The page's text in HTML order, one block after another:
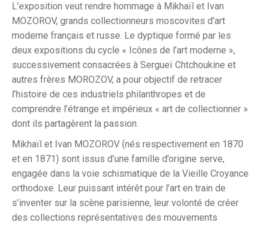
L’exposition veut rendre hommage à Mikhaïl et Ivan
MOZOROV, grands collectionneurs moscovites d’art
moderne français et russe. Le dyptique formé par les
deux expositions du cycle « Icônes de l’art moderne »,
successivement consacrées à Sergueï Chtchoukine et
autres frères MOROZOV, a pour objectif de retracer
l’histoire de ces industriels philanthropes et de
comprendre l’étrange et impérieux « art de collectionner »
dont ils partagèrent la passion.
Mikhaïl et Ivan MOZOROV (nés respectivement en 1870
et en 1871) sont issus d’une famille d’origine serve,
engagée dans la voie schismatique de la Vieille Croyance
orthodoxe. Leur puissant intérêt pour l’art en train de
s’inventer sur la scène parisienne, leur volonté de créer
des collections représentatives des mouvements